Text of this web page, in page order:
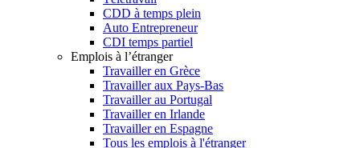
CDD à temps plein
Auto Entrepreneur
CDI temps partiel
Emplois à l’étranger
Travailler en Grèce
Travailler aux Pays-Bas
Travailler au Portugal
Travailler en Irlande
Travailler en Espagne
Tous les emplois à l'étranger